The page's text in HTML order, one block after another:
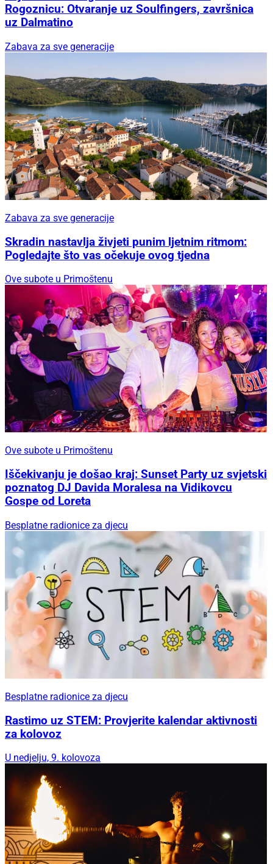
Rogoznicu: Otvaranje uz Soulfingers, završnica
uz Dalmatino
Zabava za sve generacije
Zabava za sve generacije
Skradin nastavlja živjeti punim ljetnim ritmom:
Pogledajte što vas očekuje ovog tjedna
Ove subote u Primoštenu
Ove subote u Primoštenu
Iščekivanju je došao kraj: Sunset Party uz svjetski
poznatog DJ Davida Moralesa na Vidikovcu
Gospe od Loreta
Besplatne radionice za djecu
Besplatne radionice za djecu
Rastimo uz STEM: Provjerite kalendar aktivnosti
za kolovoz
U nedjelju, 9. kolovoza